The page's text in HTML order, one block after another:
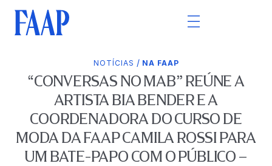
NOTÍCIAS / NA FAAP
“CONVERSAS NO MAB” REÚNE A
ARTISTA BIA BENDER E A
COORDENADORA DO CURSO DE
MODA DA FAAP CAMILA ROSSI PARA
UM BATE-PAPO COM O PÚBLICO –